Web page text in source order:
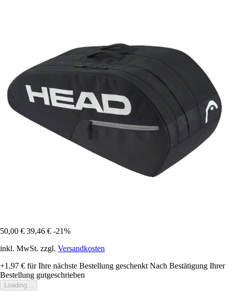
50,00 € 39,46 € -21%
inkl. MwSt. zzgl. Versandkosten
+1,97 € für Ihre nächste Bestellung geschenkt Nach Bestätigung Ihrer
Bestellung gutgeschrieben
Loading...